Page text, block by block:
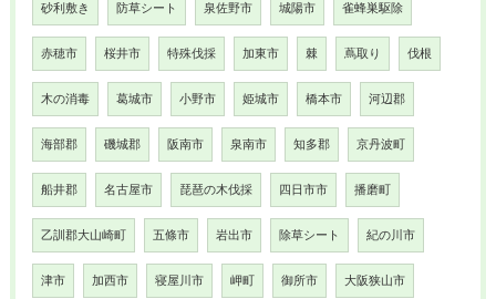
砂利敷き 防草シート 泉佐野市 城陽市 雀蜂巣駆除
赤穂市 桜井市 特殊伐採 加東市 棘 蔦取り 伐根
木の消毒 葛城市 小野市 姫城市 橋本市 河辺郡
海部郡 磯城郡 阪南市 泉南市 知多郡 京丹波町
船井郡 名古屋市 琵琶の木伐採 四日市市 播磨町
乙訓郡大山崎町 五條市 岩出市 除草シート 紀の川市
津市 加西市 寝屋川市 岬町 御所市 大阪狭山市